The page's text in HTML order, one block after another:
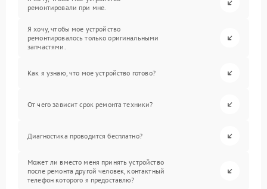
ремонтировали при мне.
Я хочу, чтобы мое устройство
ремонтировалось только оригинальными
запчастями.
Как я узнаю, что мое устройство готово?
От чего зависит срок ремонта техники?
Диагностика проводится бесплатно?
Может ли вместо меня принять устройство
после ремонта другой человек, контактный
телефон которого я предоставлю?